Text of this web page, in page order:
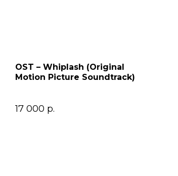
OST – Whiplash (Original
Motion Picture Soundtrack)
17 000 р.